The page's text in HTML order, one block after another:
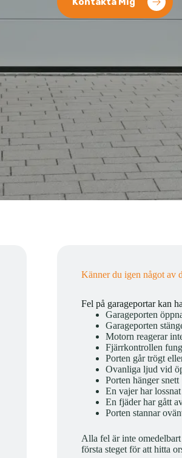
Känner du igen något av
Fel på garageportar kan
Garageporten
Garageporten
Motorn reagerar
Fjärrkontrollen
Porten går trögt
Ovanliga ljud vid
Porten hänger snett
En vajer har lossnat
En fjäder har gått
Porten stannar
Alla fel är inte
första steget för att hitta